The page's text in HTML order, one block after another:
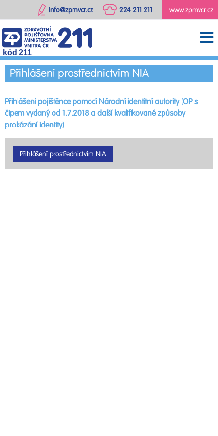
www.zpmvcr.cz
224 211 211
info@zpmvcr.cz
kód 211
Přihlášení prostřednictvím NIA
Přihlášení pojištěnce pomocí Národní identitní autority (OP s
čipem vydaný od 1.7.2018 a další kvalifikované způsoby
prokázání identity)